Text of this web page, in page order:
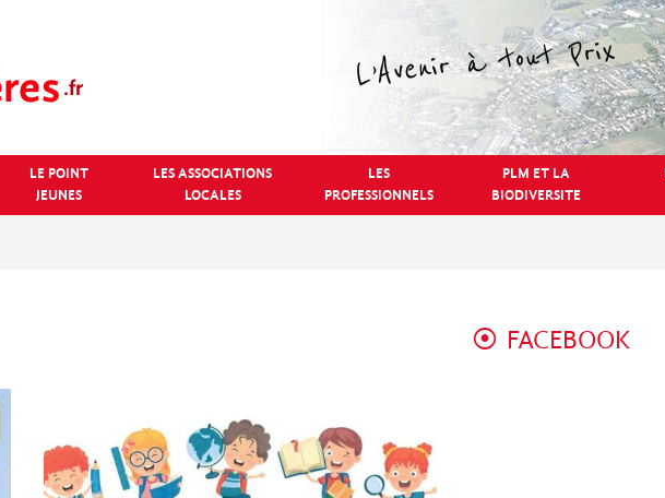
LE POINT
JEUNES
LES ASSOCIATIONS
LOCALES
LES
PROFESSIONNELS
PLM ET LA
BIODIVERSITE
FACEBOOK